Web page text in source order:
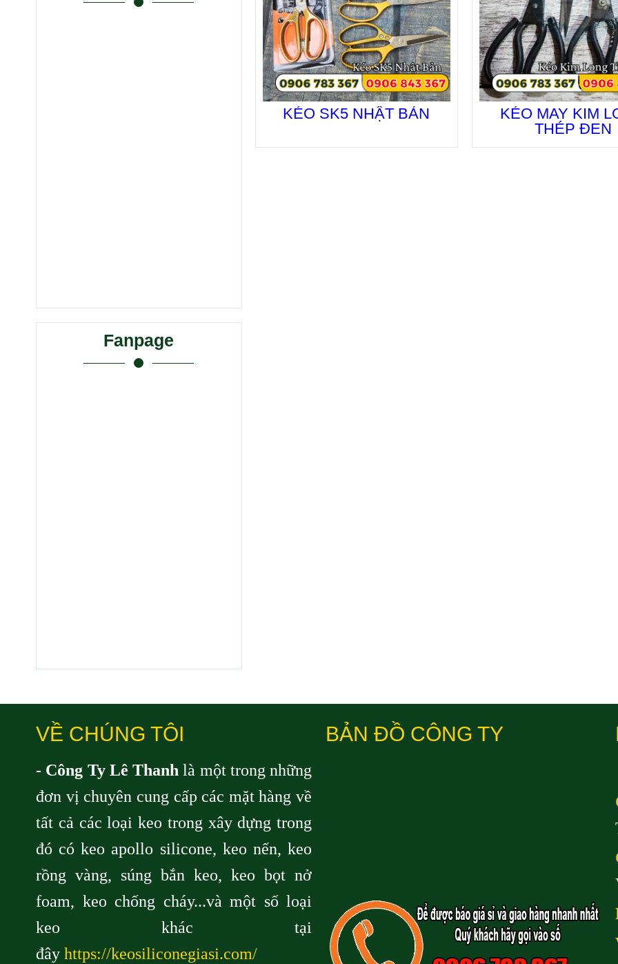
KÉO SK5 NHẬT BẢN
KÉO MAY KIM
THÉP ĐEN
Fanpage
VỀ CHÚNG TÔI
- Công Ty Lê Thanh là một trong những
đơn vị chuyên cung cấp các mặt hàng về
tất cả các loại keo trong xây dựng trong
đó có keo apollo silicone, keo nến, keo
rồng vàng, súng bắn keo, keo bọt nở
foam, keo chống cháy...và một số loại
keo khác tại
đây https://keosiliconegiasi.com/
BẢN ĐỒ CÔNG TY